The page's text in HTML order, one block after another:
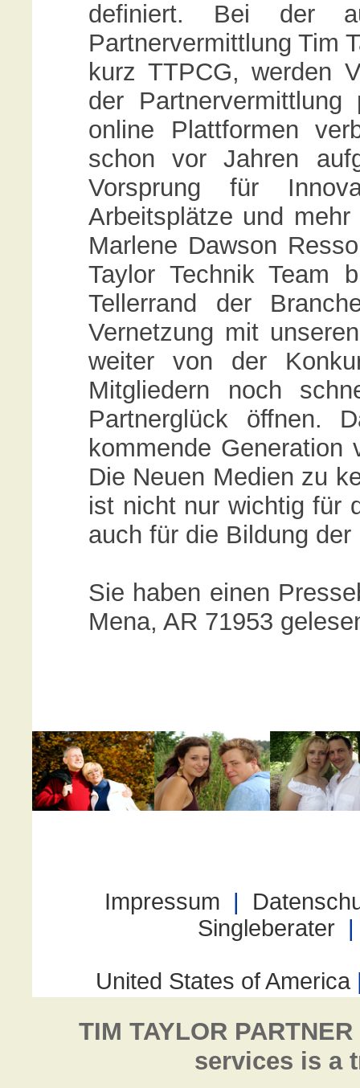
definiert. Bei der
Partnervermittlung Tim
kurz TTPCG, werden
der
online Plattformen
schon vor Jahren
Vorsprung für
Arbeitsplätze und
Marlene Dawson
Taylor Technik Team
Tellerrand der
Vernetzung mit
weiter von der
Mitgliedern noch
Partnerglück öffnen.
kommende
Die Neuen Medien zu
ist nicht nur wichtig für
auch für die Bildung
Sie haben einen
Mena, AR 71953
TIM TAYLOR
services is a